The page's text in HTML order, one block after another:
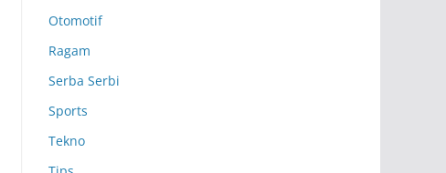
Otomotif
Ragam
Serba Serbi
Sports
Tekno